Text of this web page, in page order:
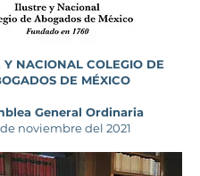
Y NACIONAL COLEGIO DE
DE MÉXICO
General Ordinaria
noviembre del 2021